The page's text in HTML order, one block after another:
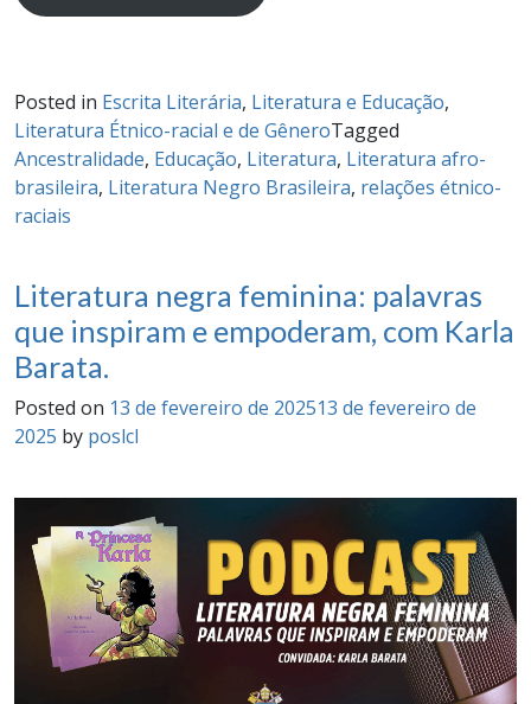
Posted in Escrita Literária, Literatura e Educação,
Literatura Étnico-racial e de GêneroTagged
Ancestralidade, Educação, Literatura, Literatura afro-
brasileira, Literatura Negro Brasileira, relações étnico-
raciais
Literatura negra feminina: palavras
que inspiram e empoderam, com Karla
Barata.
Posted on 13 de fevereiro de 202513 de fevereiro de
2025 by poslcl